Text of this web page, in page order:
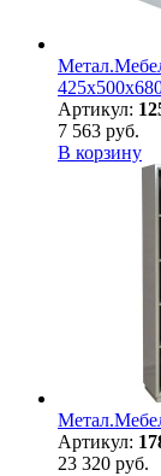
Артикул:
7 563 руб.
В корзину
Артикул:
23 320 руб.